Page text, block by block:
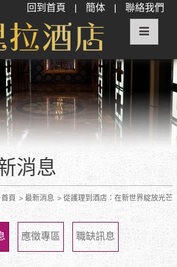
回到首頁 | 簡体 | 聯絡我們
消息
首頁 最新消息 從護理到酒店：在新世界綻放光芒
應徵專區 職缺訊息